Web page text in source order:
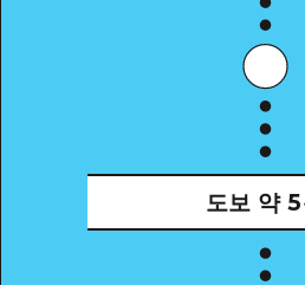
도보 약